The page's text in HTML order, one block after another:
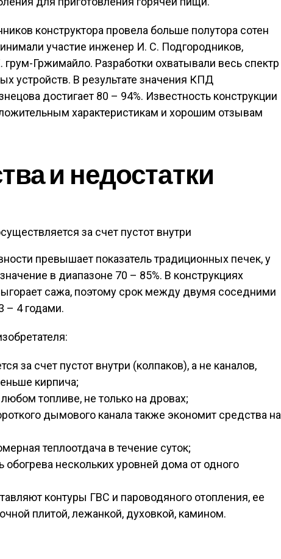
конструктора провела больше полутора сотен
участие инженер И. С. Подгородников,
грум-Гржимайло. Разработки охватывали весь спектр
устройств. В результате значения КПД
достигает 80 – 94%. Известность конструкции
характеристикам и хорошим отзывам
и недостатки
за счет пустот внутри
превышает показатель традиционных печек, у
в диапазоне 70 – 85%. В конструкциях
сажа, поэтому срок между двумя соседними
– 4 годами.
за счет пустот внутри (колпаков), а не каналов,
кирпича;
топливе, не только на дровах;
дымового канала также экономит средства на
теплоотдача в течение суток;
обогрева нескольких уровней дома от одного
контуры ГВС и пароводяного отопления, ее
плитой, лежанкой, духовкой, камином.